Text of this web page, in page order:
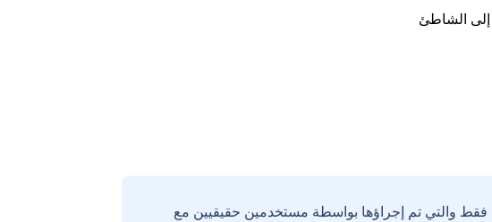
الشاطئ
والتي تم إجراؤها بواسطة مستخدمين حقيقيين مع